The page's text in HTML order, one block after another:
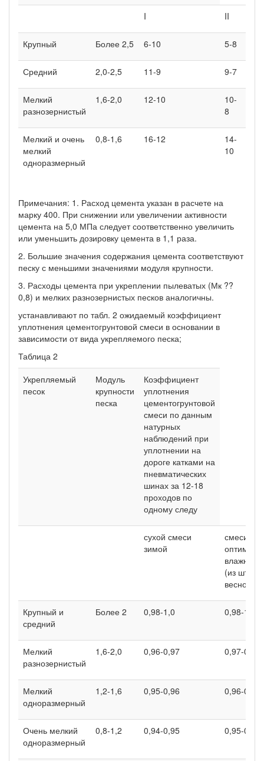
I II
Крупный Более 2,5 6-10 5-8
Средний 2,0-2,5 11-9 9-7
Мелкий
разнозернистый
1,6-2,0 12-10
10-
8
Мелкий и очень
мелкий
одноразмерный
0,8-1,6 16-12
14-
10
Примечания: 1. Расход цемента указан в расчете на
марку 400. При снижении или увеличении активности
цемента на 5,0 МПа следует соответственно увеличить
или уменьшить дозировку цемента в 1,1 раза.
2. Большие значения содержания цемента соответствуют
песку с меньшими значениями модуля крупности.
3. Расходы цемента при укреплении пылеватых (Мк ??
0,8) и мелких разнозернистых песков аналогичны.
устанавливают по табл. 2 ожидаемый коэффициент
уплотнения цементогрунтовой смеси в основании в
зависимости от вида укрепляемого песка;
Таблица 2
Укрепляемый
песок
Модуль
крупности
песка
Коэффициент
уплотнения
цементогрунтовой
смеси по данным
натурных
наблюдений при
уплотнении на
дороге катками на
пневматических
шинах за 12-18
проходов по
одному следу
сухой смеси
зимой
смеси
(из
весной
Крупный и
средний
Более 2 0,98-1,0 0,98-1,0
Мелкий
разнозернистый
1,6-2,0 0,96-0,97 0,97-0,98
Мелкий
одноразмерный
1,2-1,6 0,95-0,96 0,96-0,97
Очень мелкий
одноразмерный
0,8-1,2 0,94-0,95 0,95-0,96